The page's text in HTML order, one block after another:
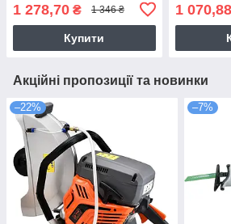
1 278,70 ₴ 1 346 ₴
Купити
1 070,88
Акційні пропозиції та новинки
–22% –7%